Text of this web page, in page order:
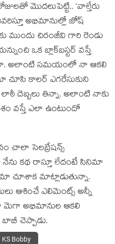
మొదలుపెట్టి.. ‘వాల్తేరు
అభిమానుల్లో జోష్
ముందు చిరంజీవి గారి రెండు
ఒక బ్లాక్‌బస్టర్ వస్తే
అలాంటి సమయంలో నా ఆకలి
చూసి కాలర్ ఎగరేసుకుని
లాఠీ దెబ్బలు తిన్నా. అలాంటి నాకు
వస్తే ఎలా ఉంటుందో
చాలా సెలబ్రేషన్స్
కథ రాస్తూ లేదంటే సినిమా
చూశాక మాట్లాడుతున్నా.
ఆశించే ఎలిమెంట్స్ అన్నీ
అభిమానుల ఆకలి
బాబీ చెప్పాడు.
KS Bobby